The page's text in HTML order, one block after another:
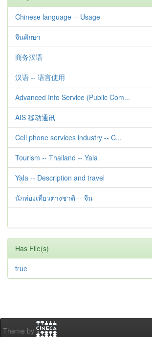
Chinese language -- Usage
จีนศึกษา
商务汉语
汉语 -- 语言使用
Advanced Info Service (Public Com...
AIS 移动通讯
Cell phone services industry -- C...
Tourism -- Thailand -- Yala
Yala -- Description and travel
นักท่องเที่ยวต่างชาติ -- จีน
Has File(s)
true
Theme by